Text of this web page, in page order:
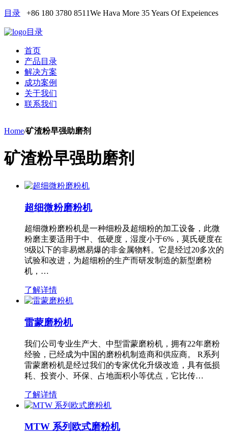
目录 +86 180 3780 8511We Hava More 35 Years Of Expeiences
目录
首页
产品目录
解决方案
成功案例
关于我们
联系我们
Home/矿渣粉早强助磨剂
矿渣粉早强助磨剂
超细微粉磨粉机
超细微粉磨粉机是一种细粉及超细粉的加工设备，此微
粉磨主要适用于中、低硬度，湿度小于6%，莫氏硬度在
9级以下的非易燃易爆的非金属物料。它是经过20多次的
试验和改进，为超细粉的生产而研发制造的新型磨粉
机，…
了解详情
雷蒙磨粉机
我们公司专业生产大、中型雷蒙磨粉机，拥有22年磨粉
经验，已经成为中国的磨粉机制造商和供应商。 R系列
雷蒙磨粉机是经过我们的专家优化升级改造，具有低损
耗、投资小、环保、占地面积小等优点，它比传…
了解详情
MTW 系列欧式磨粉机